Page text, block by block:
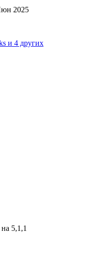
2025
и 4 других
5,1,1